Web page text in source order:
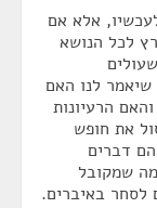
אלא אם
לכל הנושא
לנו האם
הרעיונות
את חופש
דברים
שמקובל
לסחר באיברים.